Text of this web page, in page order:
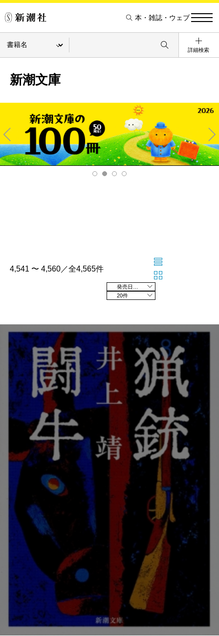
本・雑誌・ウェブ
詳細検索
新潮文庫
Pre
v
Ne
xt
4,541 〜 4,560／全4,565件
20件